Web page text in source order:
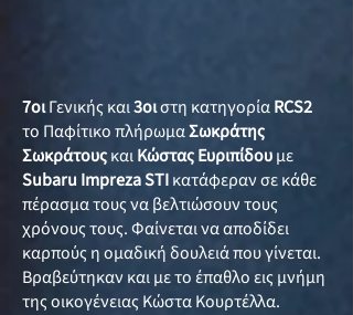
7οιΓενικής και3οιστη κατηγορίαRCS2
το Παφίτικο πλήρωμαΣωκράτης
ΣωκράτουςκαιΚώστας Ευριπίδουμε
Subaru Impreza STIκατάφεραν σε κάθε
πέρασμα τους να βελτιώσουν τους
χρόνους τους. Φαίνεται να αποδίδει
καρπούς η ομαδική δουλειά που γίνεται.
Βραβεύτηκαν και με το έπαθλο εις μνήμη
της οικογένειας Κώστα Κουρτέλλα.